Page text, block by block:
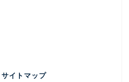
サイトマップ